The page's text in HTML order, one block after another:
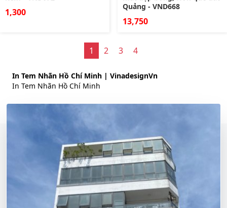
1,300
Quảng - VND668
13,750
1 2 3 4
In Tem Nhãn Hồ Chí Minh | VinadesignVn
In Tem Nhãn Hồ Chí Minh